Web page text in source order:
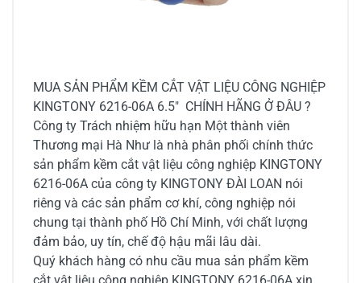
MUA SẢN PHẨM KỀM CẮT VẬT LIỆU CÔNG NGHIỆP
KINGTONY 6216-06A 6.5" CHÍNH HÃNG Ở ĐÂU ?
Công ty Trách nhiệm hữu hạn Một thành viên
Thương mại Hà Như là nhà phân phối chính thức
sản phẩm kềm cắt vật liệu công nghiệp KINGTONY
6216-06A của công ty KINGTONY ĐÀI LOAN nói
riêng và các sản phẩm cơ khí, công nghiệp nói
chung tại thành phố Hồ Chí Minh, với chất lượng
đảm bảo, uy tín, chế độ hậu mãi lâu dài.
Quý khách hàng có nhu cầu mua sản phẩm kềm